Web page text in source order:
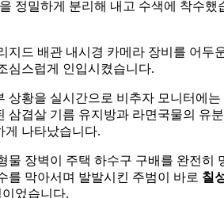
정밀하게 분리해 내고 수색에 착수했
지드 배관 내시경 카메라 장비를 어두
심스럽게 인입시켰습니다.
상황을 실시간으로 비추자 모니터에는
삼겹살 기름 유지방과 라면국물의 유
게 나타났습니다.
물 장벽이 주택 하수구 구배를 완전히
를 막아서며 발발시킨 주범이 바로 칠
었습니다.